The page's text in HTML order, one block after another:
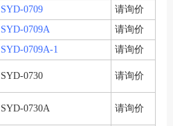
SYD-0709
请询价
SYD-0709A
请询价
SYD-0709A-1
请询价
SYD-0730 请询价
SYD-0730A 请询价